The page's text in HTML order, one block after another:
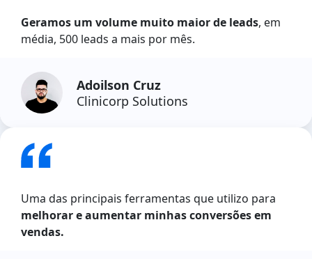
Geramos um volume muito maior de leads, em
média, 500 leads a mais por mês.
Adoilson Cruz
Clinicorp Solutions
Uma das principais ferramentas que utilizo para
melhorar e aumentar minhas conversões em
vendas.